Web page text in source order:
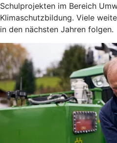
Schulprojekten im Bereich
Klimaschutzbildung. Viele
in den nächsten Jahren folgen.